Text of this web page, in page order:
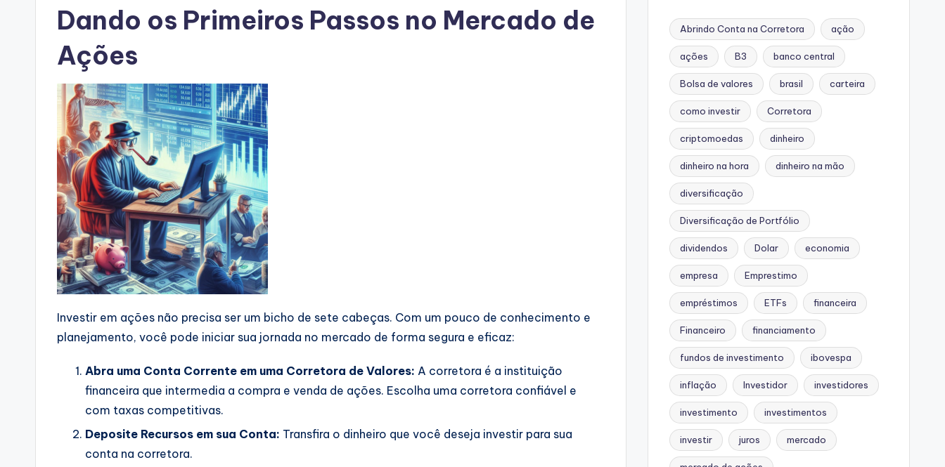
Dando os Primeiros Passos no Mercado de
Ações
Investir em ações não precisa ser um bicho de sete cabeças. Com um pouco de conhecimento e
planejamento, você pode iniciar sua jornada no mercado de forma segura e eficaz:
Abra uma Conta Corrente em uma Corretora de Valores: A corretora é a instituição
financeira que intermedia a compra e venda de ações. Escolha uma corretora confiável e
com taxas competitivas.
Deposite Recursos em sua Conta: Transfira o dinheiro que você deseja investir para sua
conta na corretora.
Abrindo Conta na Corretora ação
ações B3 banco central
Bolsa de valores brasil carteira
como investir Corretora
criptomoedas dinheiro
dinheiro na hora dinheiro na mão
diversificação
Diversificação de Portfólio
dividendos Dolar economia
empresa Emprestimo
empréstimos ETFs financeira
Financeiro financiamento
fundos de investimento ibovespa
inflação Investidor investidores
investimento investimentos
investir juros mercado